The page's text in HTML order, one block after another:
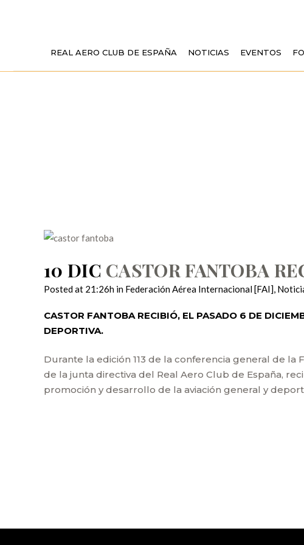
REAL AERO CLUB DE ESPAÑA NOTICIAS EVENTOS
10 DIC CASTOR FANTOBA
Posted at 21:26h in Federación Aérea Internacional [FAI],
CASTOR FANTOBA RECIBIÓ, EL PASADO 6 DE
DEPORTIVA.
Durante la edición 113 de la conferencia general de
de la junta directiva del Real Aero Club de España,
promoción y desarrollo de la aviación general y